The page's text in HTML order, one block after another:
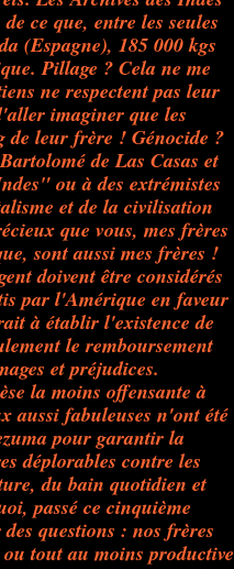
ce que, entre les seules
(Espagne), 185 000 kgs
Pillage ? Cela ne me
ne respectent pas leur
imaginer que les
de leur frère ! Génocide ?
de Las Casas et
ou à des extrémistes
et de la civilisation
que vous, mes frères
sont aussi mes frères !
doivent être considérés
par l'Amérique en faveur
à établir l'existence de
le remboursement
et préjudices.
la moins offensante à
aussi fabuleuses n'ont été
pour garantir la
déplorables contre les
du bain quotidien et
passé ce cinquième
questions : nos frères
tout au moins productive